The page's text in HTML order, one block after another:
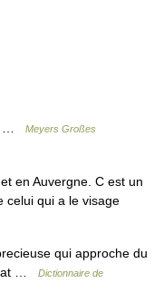
…
Meyers Großes
en Auvergne. C est un
celui qui a le visage
qui approche du
…
Dictionnaire de